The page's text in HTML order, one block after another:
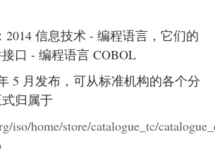
2014 信息技术 - 编程语言，它们的
口 - 编程语言 COBOL
5 月发布，可从标准机构的各个分
归属于
iso/home/store/catalogue_tc/